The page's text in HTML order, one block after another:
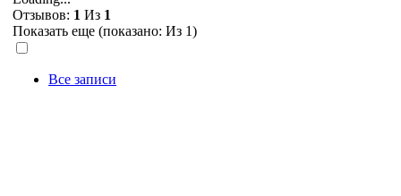
Отзывов: 1 Из 1
Показать еще (показано: Из 1)
Все записи